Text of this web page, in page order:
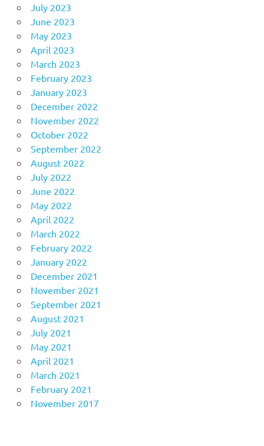
July 2023
June 2023
May 2023
April 2023
March 2023
February 2023
January 2023
December 2022
November 2022
October 2022
September 2022
August 2022
July 2022
June 2022
May 2022
April 2022
March 2022
February 2022
January 2022
December 2021
November 2021
September 2021
August 2021
July 2021
May 2021
April 2021
March 2021
February 2021
November 2017